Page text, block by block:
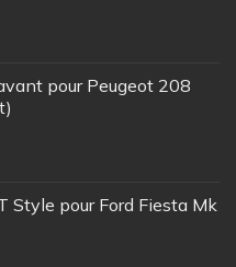
pour Peugeot 208
Style pour Ford Fiesta Mk